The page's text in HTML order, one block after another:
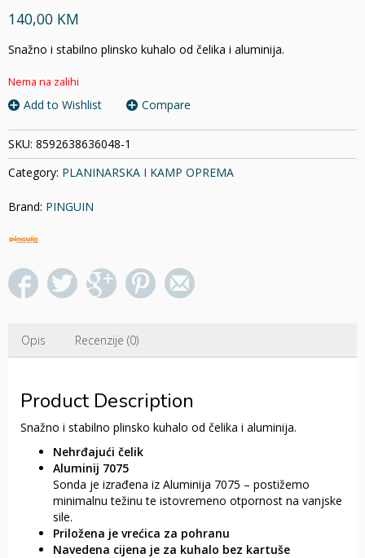
140,00 KM
Snažno i stabilno plinsko kuhalo od čelika i aluminija.
Nema na zalihi
Add to Wishlist Compare
SKU: 8592638636048-1
Category: PLANINARSKA I KAMP OPREMA
Brand: PINGUIN
Opis Recenzije (0)
Product Description
Snažno i stabilno plinsko kuhalo od čelika i aluminija.
Nehrđajući čelik
Aluminij 7075
Sonda je izrađena iz Aluminija 7075 – postižemo
minimalnu težinu te istovremeno otpornost na vanjske
sile.
Priložena je vrećica za pohranu
Navedena cijena je za kuhalo bez kartuše